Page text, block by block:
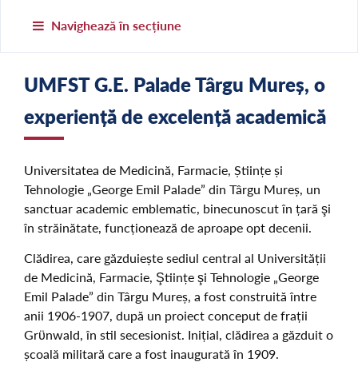
Navighează în secțiune
UMFST G.E. Palade Târgu Mureș, o
experiență de excelență academică
Universitatea de Medicină, Farmacie, Științe și
Tehnologie „George Emil Palade” din Târgu Mureș, un
sanctuar academic emblematic, binecunoscut în țară şi
în străinătate, funcționează de aproape opt decenii.
Clădirea, care găzduiește sediul central al Universității
de Medicină, Farmacie, Ştiințe şi Tehnologie „George
Emil Palade” din Târgu Mureș, a fost construită între
anii 1906-1907, după un proiect conceput de frații
Grϋnwald, în stil secesionist. Inițial, clădirea a găzduit o
școală militară care a fost inaugurată în 1909.